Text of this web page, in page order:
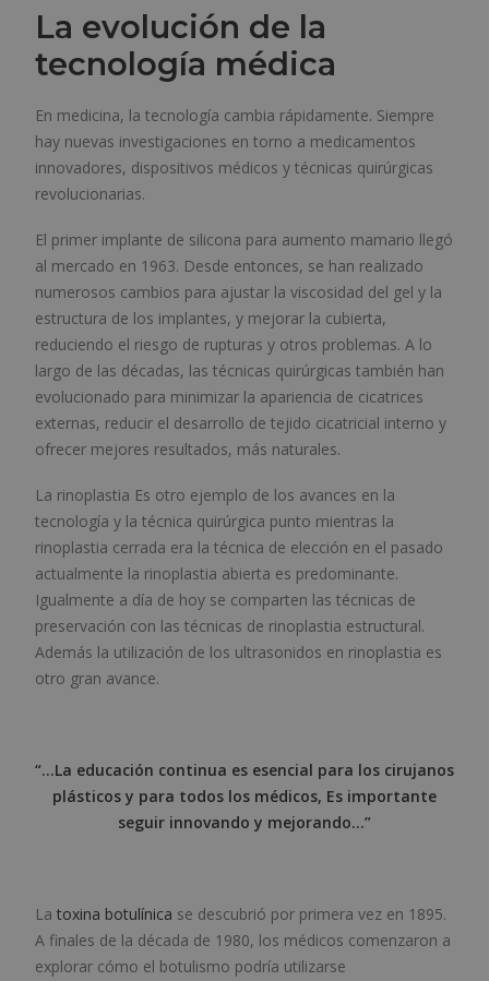
La evolución de la
tecnología médica
En medicina, la tecnología cambia rápidamente. Siempre
hay nuevas investigaciones en torno a medicamentos
innovadores, dispositivos médicos y técnicas quirúrgicas
revolucionarias.
El primer implante de silicona para aumento mamario llegó
al mercado en 1963. Desde entonces, se han realizado
numerosos cambios para ajustar la viscosidad del gel y la
estructura de los implantes, y mejorar la cubierta,
reduciendo el riesgo de rupturas y otros problemas. A lo
largo de las décadas, las técnicas quirúrgicas también han
evolucionado para minimizar la apariencia de cicatrices
externas, reducir el desarrollo de tejido cicatricial interno y
ofrecer mejores resultados, más naturales.
La rinoplastia Es otro ejemplo de los avances en la
tecnología y la técnica quirúrgica punto mientras la
rinoplastia cerrada era la técnica de elección en el pasado
actualmente la rinoplastia abierta es predominante.
Igualmente a día de hoy se comparten las técnicas de
preservación con las técnicas de rinoplastia estructural.
Además la utilización de los ultrasonidos en rinoplastia es
otro gran avance.
“…La educación continua es esencial para los cirujanos
plásticos y para todos los médicos, Es importante
seguir innovando y mejorando…”
La toxina botulínica se descubrió por primera vez en 1895.
A finales de la década de 1980, los médicos comenzaron a
explorar cómo el botulismo podría utilizarse